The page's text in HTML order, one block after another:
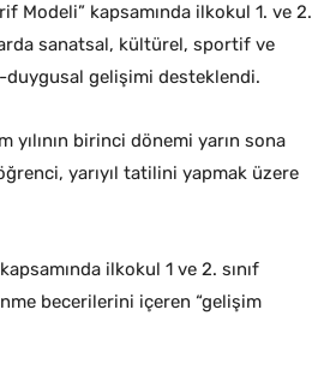
Modeli” kapsamında ilkokul 1. ve 2.
sanatsal, kültürel, sportif ve
gelişimi desteklendi.
birinci dönemi yarın sona
yarıyıl tatilini yapmak üzere
ilkokul 1 ve 2. sınıf
becerilerini içeren “gelişim